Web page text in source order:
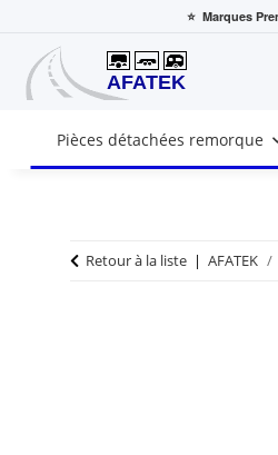
⭐ Marques
Pièces détachées remorque
Retour à la liste AFATEK